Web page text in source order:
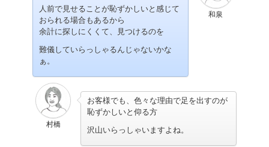
和泉
人前で見せることが恥ずかしいと感じて
おられる場合もあるから
余計に探しにくくて、見つけるのを
難儀していらっしゃるんじゃないかな
ぁ。
村橋
お客様でも、色々な理由で足を出すのが
恥ずかしいと仰る方
沢山いらっしゃいますよね。